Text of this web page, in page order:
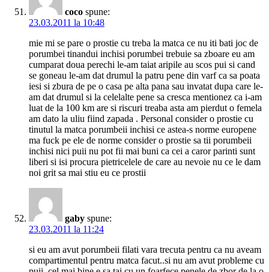
coco spune:
23.03.2011 la 10:48
mie mi se pare o prostie cu treba la matca ce nu iti bati joc de
porumbei tinandui inchisi porumbei trebuie sa zboare eu am
cumparat doua perechi le-am taiat aripile au scos pui si cand
se goneau le-am dat drumul la patru pene din varf ca sa poata
iesi si zbura de pe o casa pe alta pana sau invatat dupa care le-
am dat drumul si la celelalte pene sa cresca mentionez ca i-am
luat de la 100 km are si riscuri treaba asta am pierdut o femela
am dato la uliu fiind zapada . Personal consider o prostie cu
tinutul la matca porumbeii inchisi ce astea-s norme europene
ma fuck pe ele de norme consider o prostie sa tii porumbeii
inchisi nici puii nu pot fii mai buni ca cei a caror parinti sunt
liberi si isi procura pietricelele de care au nevoie nu ce le dam
noi grit sa mai stiu eu ce prostii
gaby spune:
23.03.2011 la 11:24
si eu am avut porumbeii filati vara trecuta pentru ca nu aveam
compartimentul pentru matca facut..si nu am avut probleme cu